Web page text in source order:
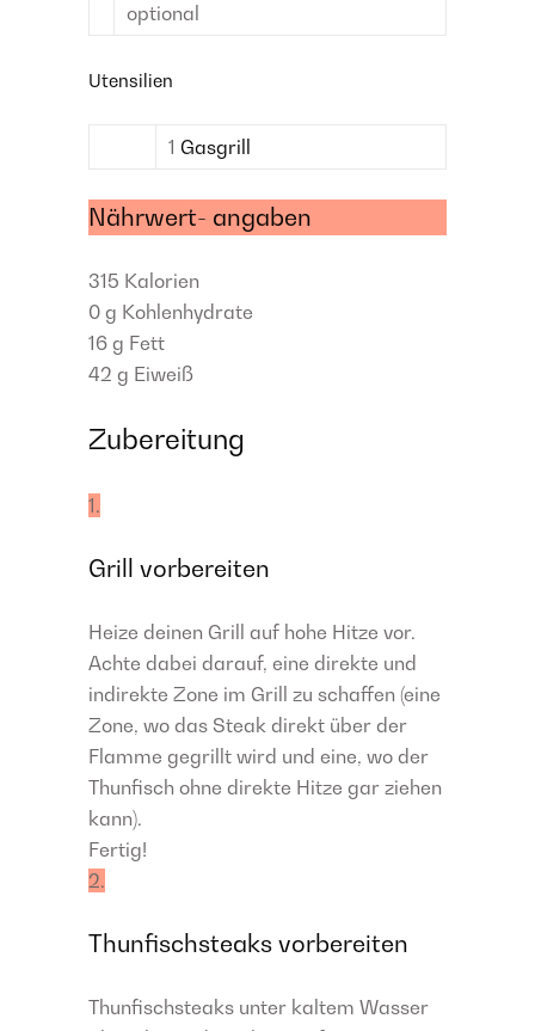
optional
Utensilien
1 Gasgrill
Nährwert- angaben
315 Kalorien
0 g Kohlenhydrate
16 g Fett
42 g Eiweiß
Zubereitung
1.
Grill vorbereiten
Heize deinen Grill auf hohe Hitze vor.
Achte dabei darauf, eine direkte und
indirekte Zone im Grill zu schaffen (eine
Zone, wo das Steak direkt über der
Flamme gegrillt wird und eine, wo der
Thunfisch ohne direkte Hitze gar ziehen
kann).
Fertig!
2.
Thunfischsteaks vorbereiten
Thunfischsteaks unter kaltem Wasser